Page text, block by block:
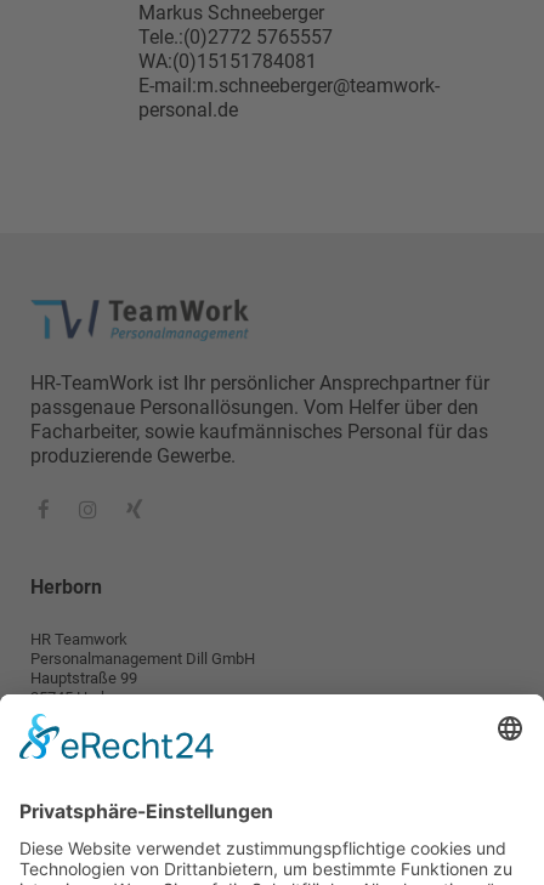
Markus Schneeberger
Tele.:(0)2772 5765557
WA:(0)15151784081
E-mail:m.schneeberger@teamwork-
personal.de
HR-TeamWork ist Ihr persönlicher Ansprechpartner für
passgenaue Personallösungen. Vom Helfer über den
Facharbeiter, sowie kaufmännisches Personal für das
produzierende Gewerbe.
Herborn
HR Teamwork
Personalmanagement Dill GmbH
Hauptstraße 99
35745 Herborn
info@teamwork-personal.de
Wetzlar
HR TeamWork